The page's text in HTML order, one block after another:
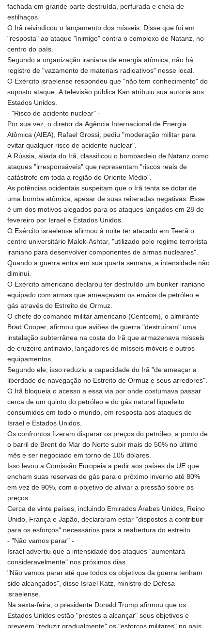
fachada em grande parte destruída, perfurada e cheia de
estilhaços.
O Irã reivindicou o lançamento dos mísseis. Disse que foi em
"resposta" ao ataque "inimigo" contra o complexo de Natanz, no
centro do país.
Segundo a organização iraniana de energia atômica, não há
registro de "vazamento de materiais radioativos" nesse local.
O Exército israelense respondeu que "não tem conhecimento" do
suposto ataque. A televisão pública Kan atribuiu sua autoria aos
Estados Unidos.
- "Risco de acidente nuclear" -
Por sua vez, o diretor da Agência Internacional de Energia
Atômica (AIEA), Rafael Grossi, pediu "moderação militar para
evitar qualquer risco de acidente nuclear".
A Rússia, aliada do Irã, classificou o bombardeio de Natanz como
ataques "irresponsáveis" que representam "riscos reais de
catástrofe em toda a região do Oriente Médio".
As potências ocidentais suspeitam que o Irã tenta se dotar de
uma bomba atômica, apesar de suas reiteradas negativas. Esse
é um dos motivos alegados para os ataques lançados em 28 de
fevereiro por Israel e Estados Unidos.
O Exército israelense afirmou à noite ter atacado em Teerã o
centro universitário Malek-Ashtar, "utilizado pelo regime terrorista
iraniano para desenvolver componentes de armas nucleares".
Quando a guerra entra em sua quarta semana, a intensidade não
diminui.
O Exército americano declarou ter destruído um bunker iraniano
equipado com armas que ameaçavam os envios de petróleo e
gás através do Estreito de Ormuz.
O chefe do comando militar americano (Centcom), o almirante
Brad Cooper, afirmou que aviões de guerra "destruíram" uma
instalação subterrânea na costa do Irã que armazenava mísseis
de cruzeiro antinavio, lançadores de mísseis móveis e outros
equipamentos.
Segundo ele, isso reduziu a capacidade do Irã "de ameaçar a
liberdade de navegação no Estreito de Ormuz e seus arredores".
O Irã bloqueia o acesso a essa via por onde costumava passar
cerca de um quinto do petróleo e do gás natural liquefeito
consumidos em todo o mundo, em resposta aos ataques de
Israel e Estados Unidos.
Os confrontos fizeram disparar os preços do petróleo, a ponto de
o barril de Brent do Mar do Norte subir mais de 50% no último
mês e ser negociado em torno de 105 dólares.
Isso levou a Comissão Europeia a pedir aos países da UE que
encham suas reservas de gás para o próximo inverno até 80%
em vez de 90%, com o objetivo de aliviar a pressão sobre os
preços.
Cerca de vinte países, incluindo Emirados Árabes Unidos, Reino
Unido, França e Japão, declararam estar "dispostos a contribuir
para os esforços" necessários para a reabertura do estreito.
- "Não vamos parar" -
Israel advertiu que a intensidade dos ataques "aumentará
consideravelmente" nos próximos dias.
"Não vamos parar até que todos os objetivos da guerra tenham
sido alcançados", disse Israel Katz, ministro de Defesa
israelense.
Na sexta-feira, o presidente Donald Trump afirmou que os
Estados Unidos estão "prestes a alcançar" seus objetivos e
preveem "reduzir gradualmente" os "esforços militares" no país,